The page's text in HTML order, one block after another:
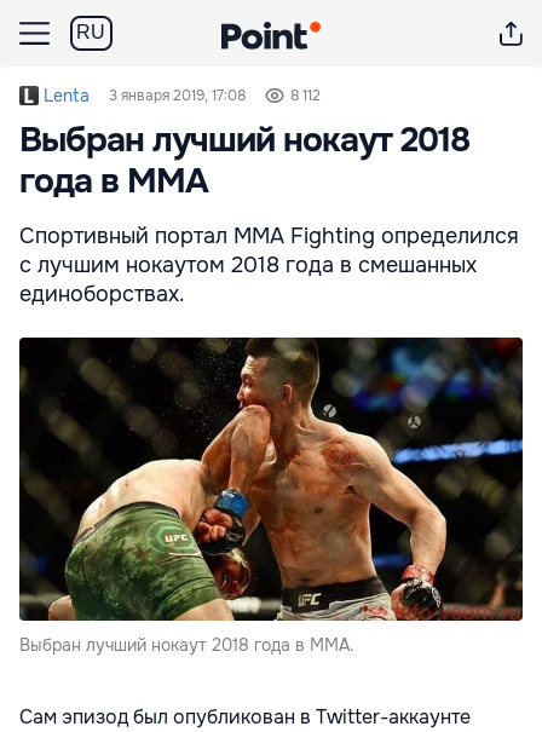
RU
Lenta 3 января 2019, 17:08 8 112
Выбран лучший нокаут 2018
года в MMA
Спортивный портал MMA Fighting определился
с лучшим нокаутом 2018 года в смешанных
единоборствах.
Выбран лучший нокаут 2018 года в MMA.
Сам эпизод был опубликован в Twitter-аккаунте